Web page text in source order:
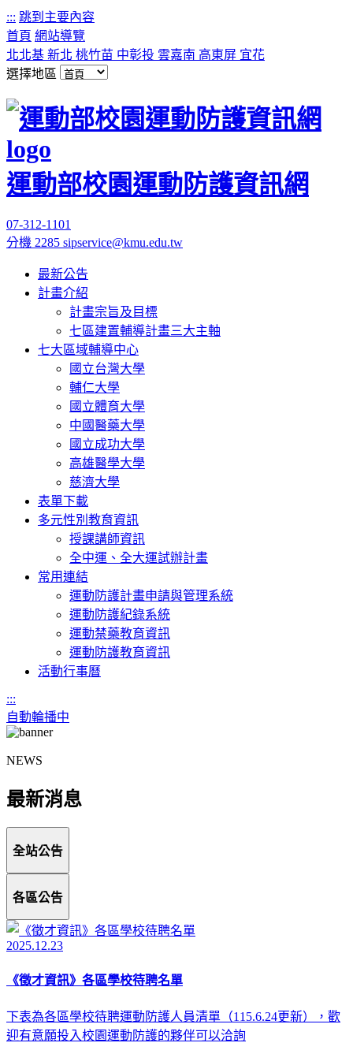
::: 跳到主要內容
首頁 網站導覽
北北基 新北 桃竹苗 中彰投 雲嘉南 高東屏 宜花
選擇地區
運動部校園運動防護資訊網
07-312-1101
分機 2285 sipservice@kmu.edu.tw
最新公告
計畫介紹
計畫宗旨及目標
七區建置輔導計畫三大主軸
七大區域輔導中心
國立台灣大學
輔仁大學
國立體育大學
中國醫藥大學
國立成功大學
高雄醫學大學
慈濟大學
表單下載
多元性別教育資訊
授課講師資訊
全中運、全大運試辦計畫
常用連結
運動防護計畫申請與管理系統
運動防護紀錄系統
運動禁藥教育資訊
運動防護教育資訊
活動行事曆
:::
自動輪播中
NEWS
最新消息
全站公告
各區公告
2025.12.23
《徵才資訊》各區學校待聘名單
下表為各區學校待聘運動防護人員清單（115.6.24更新），歡
迎有意願投入校園運動防護的夥伴可以洽詢